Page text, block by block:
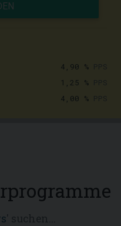
4,90 %
1,25 %
4,00 %